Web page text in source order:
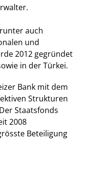
auch
und
2012 gegründet
in der Türkei.
Bank mit dem
Strukturen
Staatsfonds
2008
Beteiligung